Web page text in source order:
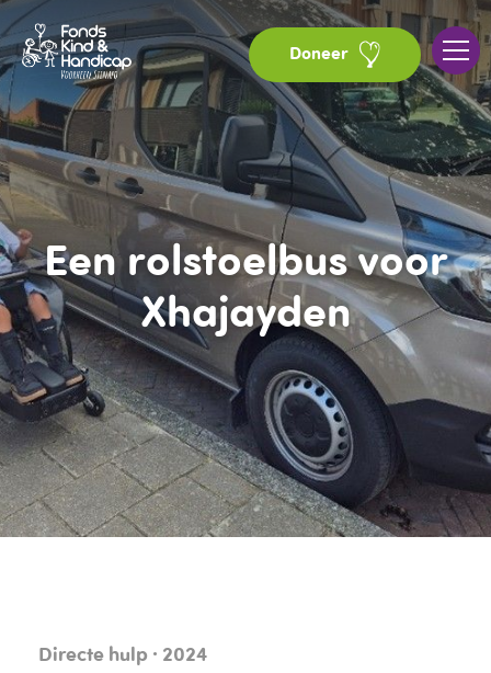
Doneer
Een rolstoelbus voor
Xhajayden
Directe hulp · 2024